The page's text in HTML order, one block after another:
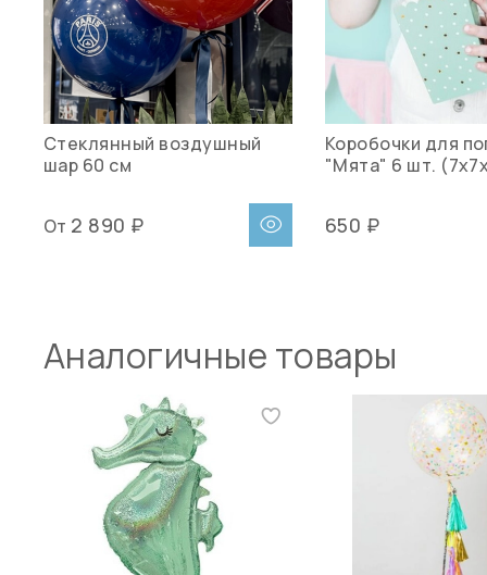
Стеклянный воздушный
шар 60 см
От 2 890 ₽
Коробочки для
"Мята" 6 шт.
650 ₽
Аналогичные товары